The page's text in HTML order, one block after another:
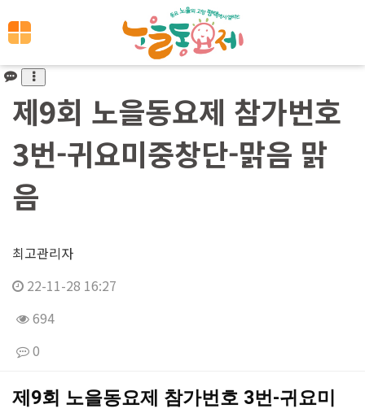
제9회 노을동요제 참가번호
3번-귀요미중창단-맑음 맑
음
최고관리자
22-11-28 16:27
694
0
본문
제9회 노을동요제 참가번호 3번-귀요미